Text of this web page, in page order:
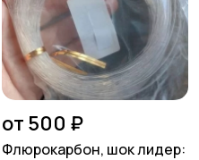
от 500 ₽
Флюрокарбон, шок лидер: